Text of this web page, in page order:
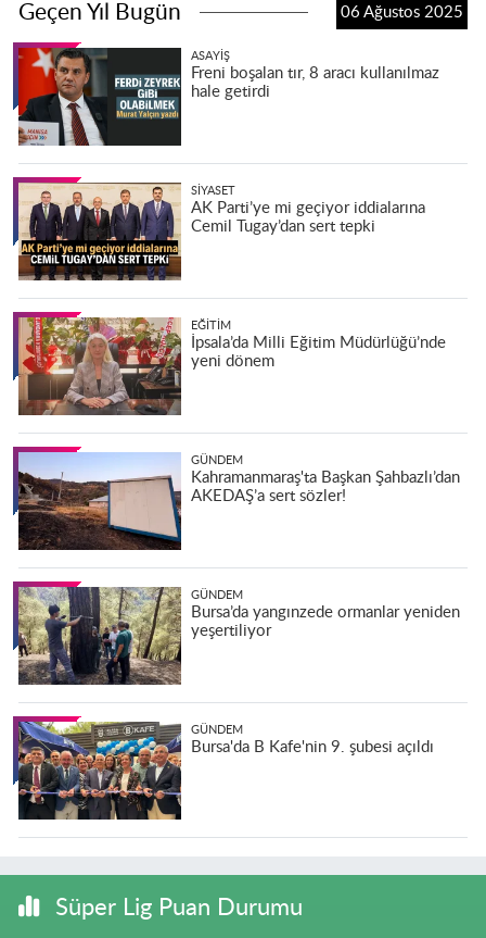
Geçen Yıl Bugün 06 Ağustos 2025
ASAYIŞ
Freni boşalan tır, 8 aracı kullanılmaz
hale getirdi
SIYASET
AK Parti’ye mi geçiyor iddialarına
Cemil Tugay’dan sert tepki
EĞITIM
İpsala’da Milli Eğitim Müdürlüğü’nde
yeni dönem
GÜNDEM
Kahramanmaraş'ta Başkan Şahbazlı’dan
AKEDAŞ’a sert sözler!
GÜNDEM
Bursa’da yangınzede ormanlar yeniden
yeşertiliyor
GÜNDEM
Bursa'da B Kafe'nin 9. şubesi açıldı
Süper Lig Puan Durumu